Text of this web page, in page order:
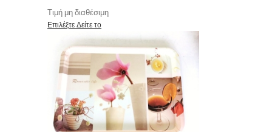
Τιμή μη διαθέσιμη
Επιλέξτε Δείτε το